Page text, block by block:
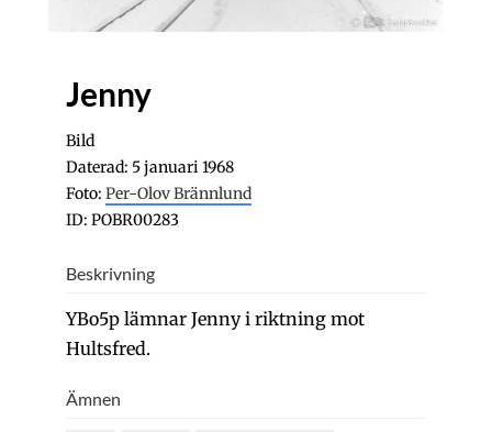
Jenny
Bild
Daterad: 5 januari 1968
Foto: Per-Olov Brännlund
ID: POBR00283
Beskrivning
YBo5p lämnar Jenny i riktning mot
Hultsfred.
Ämnen